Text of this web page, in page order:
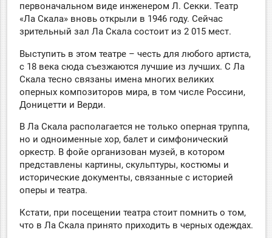
первоначальном виде инженером Л. Секки. Театр
«Ла Скала» вновь открыли в 1946 году. Сейчас
зрительный зал Ла Скала состоит из 2 015 мест.
Выступить в этом театре – честь для любого артиста,
с 18 века сюда съезжаются лучшие из лучших. С Ла
Скала тесно связаны имена многих великих
оперных композиторов мира, в том числе Россини,
Доницетти и Верди.
В Ла Скала располагается не только оперная труппа,
но и одноименные хор, балет и симфонический
оркестр. В фойе организован музей, в котором
представлены картины, скульптуры, костюмы и
исторические документы, связанные с историей
оперы и театра.
Кстати, при посещении театра стоит помнить о том,
что в Ла Скала принято приходить в черных одеждах.